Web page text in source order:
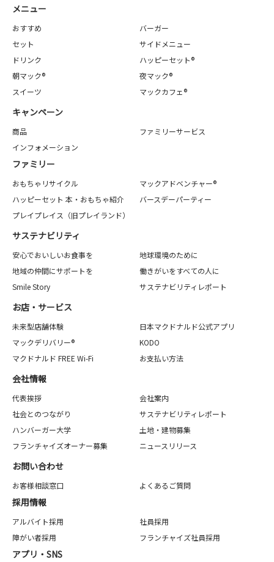
メニュー
おすすめ
バーガー
セット
サイドメニュー
ドリンク
ハッピーセット®
朝マック®
夜マック®
スイーツ
マックカフェ®
キャンペーン
商品
ファミリーサービス
インフォメーション
ファミリー
おもちゃリサイクル
マックアドベンチャー®
ハッピーセット 本・おもちゃ紹介
バースデーパーティー
プレイプレイス（旧プレイランド）
サステナビリティ
安心でおいしいお食事を
地球環境のために
地域の仲間にサポートを
働きがいをすべての人に
Smile Story
サステナビリティレポート
お店・サービス
未来型店舗体験
日本マクドナルド公式アプリ
マックデリバリー®
KODO
マクドナルド FREE Wi-Fi
お支払い方法
会社情報
代表挨拶
会社案内
社会とのつながり
サステナビリティレポート
ハンバーガー大学
土地・建物募集
フランチャイズオーナー募集
ニュースリリース
お問い合わせ
お客様相談窓口 よくあるご質問
採用情報
アルバイト採用
社員採用
障がい者採用
フランチャイズ社員採用
アプリ・SNS